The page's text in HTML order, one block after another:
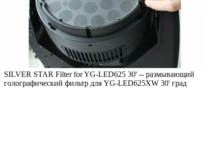
SILVER STAR Filter for YG-LED625 30' -- размывающий
голографический фильтр для YG-LED625XW 30' град